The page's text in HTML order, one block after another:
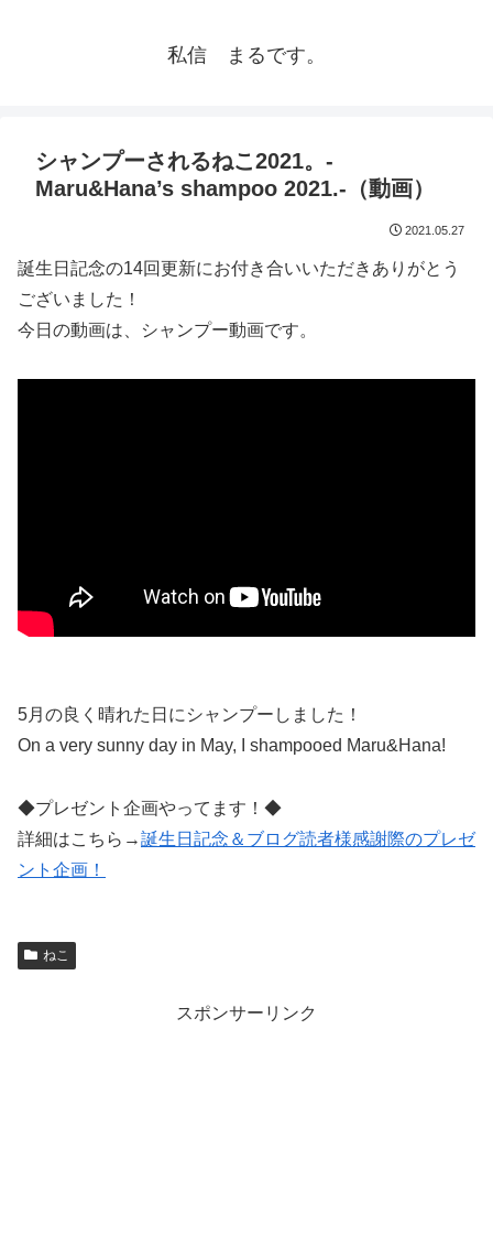
私信 まるです。
シャンプーされるねこ2021。-
Maru&Hana’s shampoo 2021.-（動画）
2021.05.27
誕生日記念の14回更新にお付き合いいただきありがとう
ございました！
今日の動画は、シャンプー動画です。
5月の良く晴れた日にシャンプーしました！
On a very sunny day in May, I shampooed Maru&Hana!
◆プレゼント企画やってます！◆
詳細はこちら→誕生日記念＆ブログ読者様感謝際のプレゼ
ント企画！
ねこ
スポンサーリンク